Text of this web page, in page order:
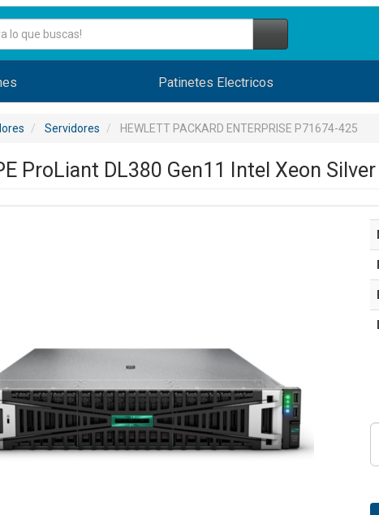
Patinetes Electricos
Servidores HEWLETT PACKARD ENTERPRISE P71674-425
ProLiant DL380 Gen11 Intel Xeon